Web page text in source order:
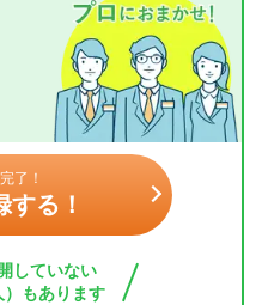
了！
する！
していない
もあります